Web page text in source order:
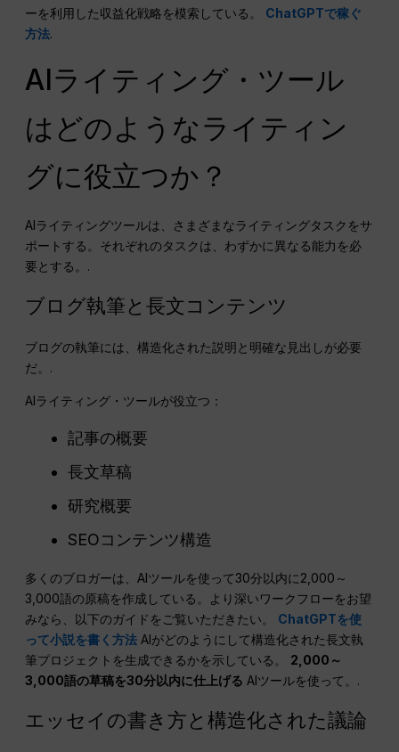
ーを利用した収益化戦略を模索している。 ChatGPTで稼ぐ
方法.
AIライティング・ツール
はどのようなライティン
グに役立つか？
AIライティングツールは、さまざまなライティングタスクをサ
ポートする。それぞれのタスクは、わずかに異なる能力を必
要とする。.
ブログ執筆と長文コンテンツ
ブログの執筆には、構造化された説明と明確な見出しが必要
だ。.
AIライティング・ツールが役立つ：
記事の概要
長文草稿
研究概要
SEOコンテンツ構造
多くのブロガーは、AIツールを使って30分以内に2,000～
3,000語の原稿を作成している。より深いワークフローをお望
みなら、以下のガイドをご覧いただきたい。 ChatGPTを使
って小説を書く方法 AIがどのようにして構造化された長文執
筆プロジェクトを生成できるかを示している。 2,000～
3,000語の草稿を30分以内に仕上げる AIツールを使って。.
エッセイの書き方と構造化された議論